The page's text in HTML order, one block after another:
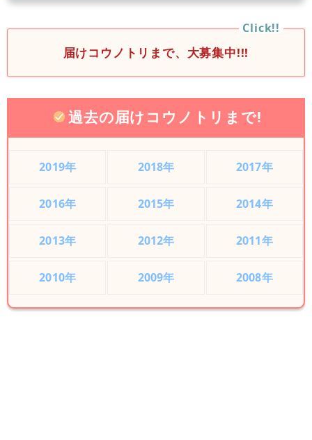
届けコウノトリまで、大募集中!!!
過去の届けコウノトリまで!
2019年 2018年 2017年
2016年 2015年 2014年
2013年 2012年 2011年
2010年 2009年 2008年